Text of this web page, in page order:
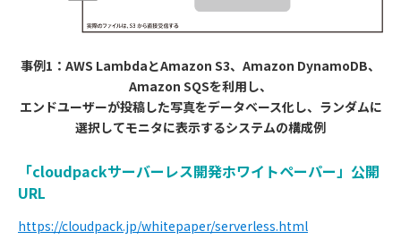
事例1：AWS LambdaとAmazon S3、Amazon DynamoDB、
Amazon SQSを利用し、
エンドユーザーが投稿した写真をデータベース化し、ランダムに
選択してモニタに表示するシステムの構成例
「cloudpackサーバーレス開発ホワイトペーパー」公開
URL
https://cloudpack.jp/whitepaper/serverless.html